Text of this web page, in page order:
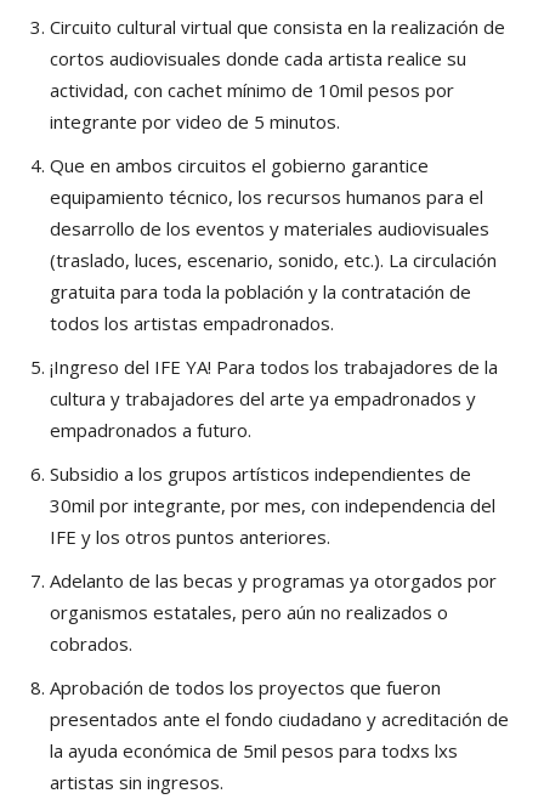
Circuito cultural virtual que consista en la realización de
cortos audiovisuales donde cada artista realice su
actividad, con cachet mínimo de 10mil pesos por
integrante por video de 5 minutos.
Que en ambos circuitos el gobierno garantice
equipamiento técnico, los recursos humanos para el
desarrollo de los eventos y materiales audiovisuales
(traslado, luces, escenario, sonido, etc.). La circulación
gratuita para toda la población y la contratación de
todos los artistas empadronados.
¡Ingreso del IFE YA! Para todos los trabajadores de la
cultura y trabajadores del arte ya empadronados y
empadronados a futuro.
Subsidio a los grupos artísticos independientes de
30mil por integrante, por mes, con independencia del
IFE y los otros puntos anteriores.
Adelanto de las becas y programas ya otorgados por
organismos estatales, pero aún no realizados o
cobrados.
Aprobación de todos los proyectos que fueron
presentados ante el fondo ciudadano y acreditación de
la ayuda económica de 5mil pesos para todxs lxs
artistas sin ingresos.